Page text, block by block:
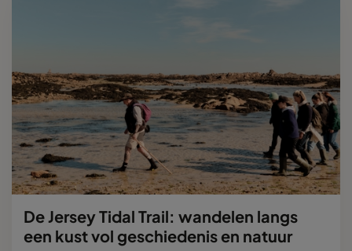
De Jersey Tidal Trail: wandelen langs
een kust vol geschiedenis en natuur